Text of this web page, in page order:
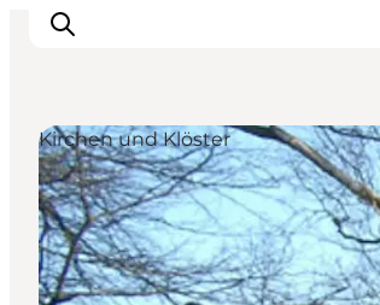
Erlebnisse
Reiseplanung
Destinationen
Kirchen und Klöster